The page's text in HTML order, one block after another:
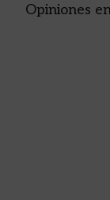
Opiniones